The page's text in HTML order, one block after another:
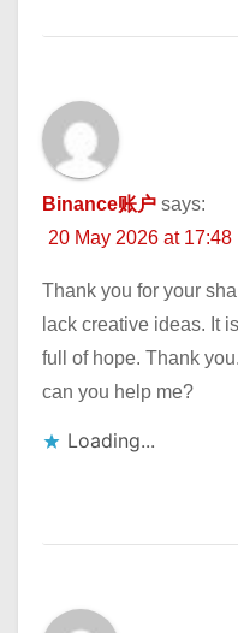
Binance账户 says:
20 May 2026 at 17:48
Thank you for your
lack creative ideas. It
full of hope. Thank
can you help me?
Loading...